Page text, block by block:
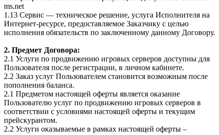
ms.net
1.13 Сервис — техническое решение, услуга Исполнителя на
Интернет-ресурсе, предоставляемое Заказчику с целью
исполнения обязательств по заключенному данному Договору.
2. Предмет Договора:
2.1 Услуги по продвижению игровых серверов доступны для
Пользователя после регистрации, в личном кабинете.
2.2 Заказ услуг Пользователем становится возможным после
пополнения баланса.
2.1 Предметом настоящей оферты является оказание
Пользователю услуг по продвижению игровых серверов в
соответствии с условиями настоящей оферты и текущим
прейскурантом.
2.2 Услуги оказываемые в рамках настоящей оферты –